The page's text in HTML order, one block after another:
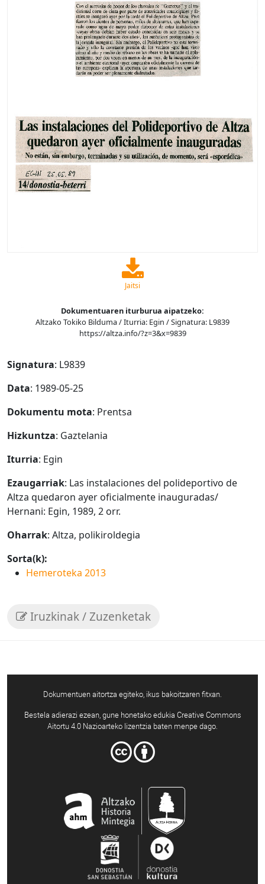
Jaitsi
Dokumentuaren iturburua aipatzeko:
Altzako Tokiko Bilduma / Iturria: Egin / Signatura: L9839
https://altza.info/?z=3&x=9839
Signatura: L9839
Data: 1989-05-25
Dokumentu mota: Prentsa
Hizkuntza: Gaztelania
Iturria: Egin
Ezaugarriak: Las instalaciones del polideportivo de
Altza quedaron ayer oficialmente inauguradas/
Hernani: Egin, 1989, 2 orr.
Oharrak: Altza, polikiroldegia
Sorta(k):
Hemeroteka 2013
Iruzkinak / Zuzenketak
Dokumentuen aitortza egiteko, ikus bakoitzaren fitxan.
Bestela adierazi ezean, gune honetako edukia Creative Commons
Aitortu 4.0 Nazioarteko lizentzia baten menpe dago.